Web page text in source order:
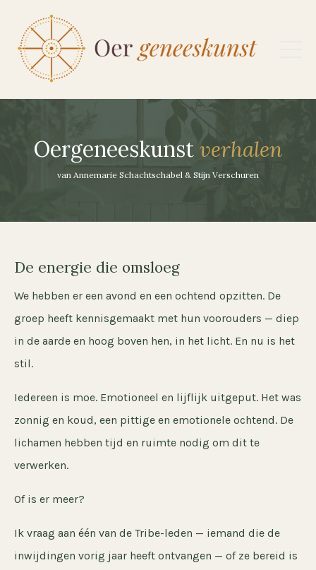
Oergeneeskunst verhalen
van Annemarie Schachtschabel & Stijn Verschuren
De energie die omsloeg
We hebben er een avond en een ochtend opzitten. De
groep heeft kennisgemaakt met hun voorouders — diep
in de aarde en hoog boven hen, in het licht. En nu is het
stil.
Iedereen is moe. Emotioneel en lijflijk uitgeput. Het was
zonnig en koud, een pittige en emotionele ochtend. De
lichamen hebben tijd en ruimte nodig om dit te
verwerken.
Of is er meer?
Ik vraag aan één van de Tribe-leden — iemand die de
inwijdingen vorig jaar heeft ontvangen — of ze bereid is